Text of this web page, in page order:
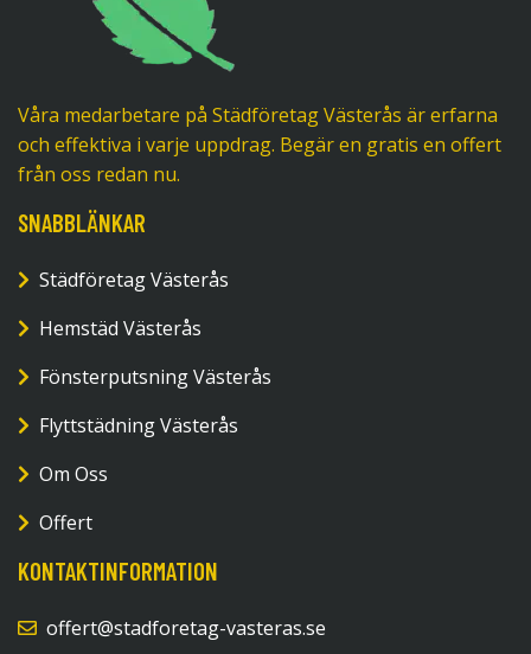
Våra medarbetare på Städföretag Västerås är erfarna
och effektiva i varje uppdrag. Begär en gratis en offert
från oss redan nu.
SNABBLÄNKAR
Städföretag Västerås
Hemstäd Västerås
Fönsterputsning Västerås
Flyttstädning Västerås
Om Oss
Offert
KONTAKTINFORMATION
offert@stadforetag-vasteras.se